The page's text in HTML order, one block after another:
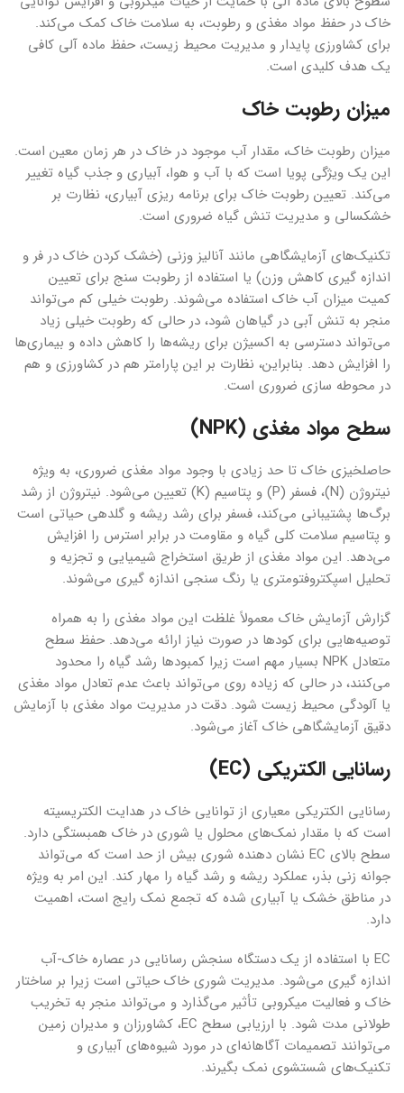
خاک در حفظ مواد مغذی و رطوبت، به سلامت خاک کمک می‌کند.
برای کشاورزی پایدار و مدیریت محیط زیست، حفظ ماده آلی کافی
یک هدف کلیدی است.
میزان رطوبت خاک
میزان رطوبت خاک، مقدار آب موجود در خاک در هر زمان معین است.
این یک ویژگی پویا است که با آب و هوا، آبیاری و جذب گیاه تغییر
می‌کند. تعیین رطوبت خاک برای برنامه ریزی آبیاری، نظارت بر
خشکسالی و مدیریت تنش گیاه ضروری است.
تکنیک‌های آزمایشگاهی مانند آنالیز وزنی (خشک کردن خاک در فر و
اندازه گیری کاهش وزن) یا استفاده از رطوبت سنج برای تعیین
کمیت میزان آب خاک استفاده می‌شوند. رطوبت خیلی کم می‌تواند
منجر به تنش آبی در گیاهان شود، در حالی که رطوبت خیلی زیاد
می‌تواند دسترسی به اکسیژن برای ریشه‌ها را کاهش داده و بیماری‌ها
را افزایش دهد. بنابراین، نظارت بر این پارامتر هم در کشاورزی و هم
در محوطه سازی ضروری است.
سطح مواد مغذی (NPK)
حاصلخیزی خاک تا حد زیادی با وجود مواد مغذی ضروری، به ویژه
نیتروژن (N)، فسفر (P) و پتاسیم (K) تعیین می‌شود. نیتروژن از رشد
برگ‌ها پشتیبانی می‌کند، فسفر برای رشد ریشه و گلدهی حیاتی است
و پتاسیم سلامت کلی گیاه و مقاومت در برابر استرس را افزایش
می‌دهد. این مواد مغذی از طریق استخراج شیمیایی و تجزیه و
تحلیل اسپکتروفتومتری یا رنگ سنجی اندازه گیری می‌شوند.
گزارش آزمایش خاک معمولاً غلظت این مواد مغذی را به همراه
توصیه‌هایی برای کودها در صورت نیاز ارائه می‌دهد. حفظ سطح
متعادل NPK بسیار مهم است زیرا کمبودها رشد گیاه را محدود
می‌کنند، در حالی که زیاده روی می‌تواند باعث عدم تعادل مواد مغذی
یا آلودگی محیط زیست شود. دقت در مدیریت مواد مغذی با آزمایش
دقیق آزمایشگاهی خاک آغاز می‌شود.
رسانایی الکتریکی (EC)
رسانایی الکتریکی معیاری از توانایی خاک در هدایت الکتریسیته
است که با مقدار نمک‌های محلول یا شوری در خاک همبستگی دارد.
سطح بالای EC نشان دهنده شوری بیش از حد است که می‌تواند
جوانه زنی بذر، عملکرد ریشه و رشد گیاه را مهار کند. این امر به ویژه
در مناطق خشک یا آبیاری شده که تجمع نمک رایج است، اهمیت
دارد.
EC با استفاده از یک دستگاه سنجش رسانایی در عصاره خاک-آب
اندازه گیری می‌شود. مدیریت شوری خاک حیاتی است زیرا بر ساختار
خاک و فعالیت میکروبی تأثیر می‌گذارد و می‌تواند منجر به تخریب
طولانی مدت شود. با ارزیابی سطح EC، کشاورزان و مدیران زمین
می‌توانند تصمیمات آگاهانه‌ای در مورد شیوه‌های آبیاری و
تکنیک‌های شستشوی نمک بگیرند.